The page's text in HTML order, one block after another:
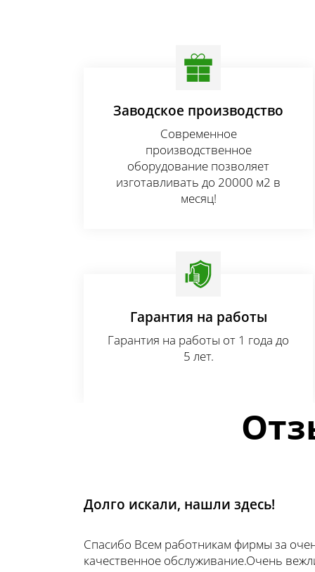
Узнать цену
Заводское производство
Современное
производственное
оборудование позволяет
изготавливать до 20000 м2 в
месяц!
Гарантия на работы
Гарантия на работы от 1 года до
5 лет.
Долго искали, нашли здесь!
Спасибо Всем работникам фирмы за
качественное обслуживание.Очень